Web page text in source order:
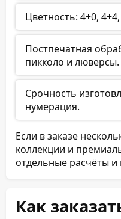
Цветность: 4+0,
Постпечатная
пикколо и люверсы.
Срочность
нумерация.
Если в заказе
коллекции и
отдельные расчёты
Как